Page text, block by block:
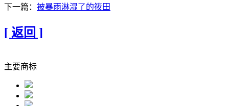
下一篇： 被暴雨淋湿了的筱田
[ 返回 ]
主要商标